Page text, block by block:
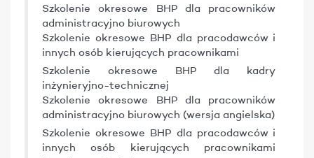
Szkolenie okresowe BHP dla pracowników
administracyjno biurowych
Szkolenie okresowe BHP dla pracodawców i
innych osób kierujących pracownikami
Szkolenie okresowe BHP dla kadry
inżynieryjno-technicznej
Szkolenie okresowe BHP dla pracowników
administracyjno biurowych (wersja angielska)
Szkolenie okresowe BHP dla pracodawców i
innych osób kierujących pracownikami